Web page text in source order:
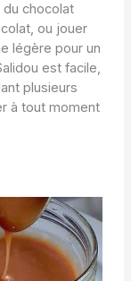
chocolat
ou jouer
légère pour un
est facile,
plusieurs
à tout moment